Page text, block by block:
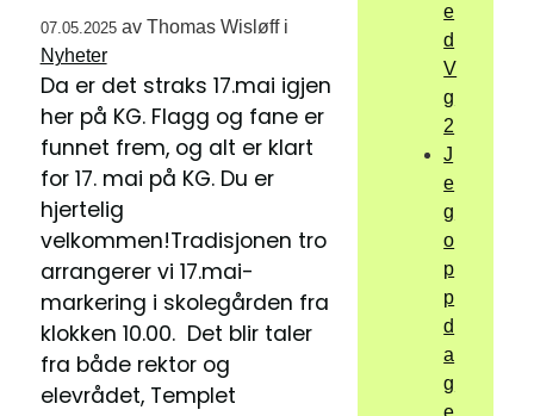
07.05.2025 av Thomas Wisløff i
Nyheter
Da er det straks 17.mai igjen
her på KG. Flagg og fane er
funnet frem, og alt er klart
for 17. mai på KG. Du er
hjertelig
velkommen!Tradisjonen tro
arrangerer vi 17.mai-
markering i skolegården fra
klokken 10.00. Det blir taler
fra både rektor og
elevrådet, Templet
e
d
V
g
2
J
e
g
o
p
p
d
a
g
e